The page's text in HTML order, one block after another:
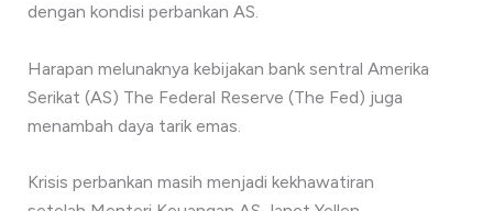
dengan kondisi perbankan AS.
Harapan melunaknya kebijakan bank sentral Amerika
Serikat (AS) The Federal Reserve (The Fed) juga
menambah daya tarik emas.
Krisis perbankan masih menjadi kekhawatiran